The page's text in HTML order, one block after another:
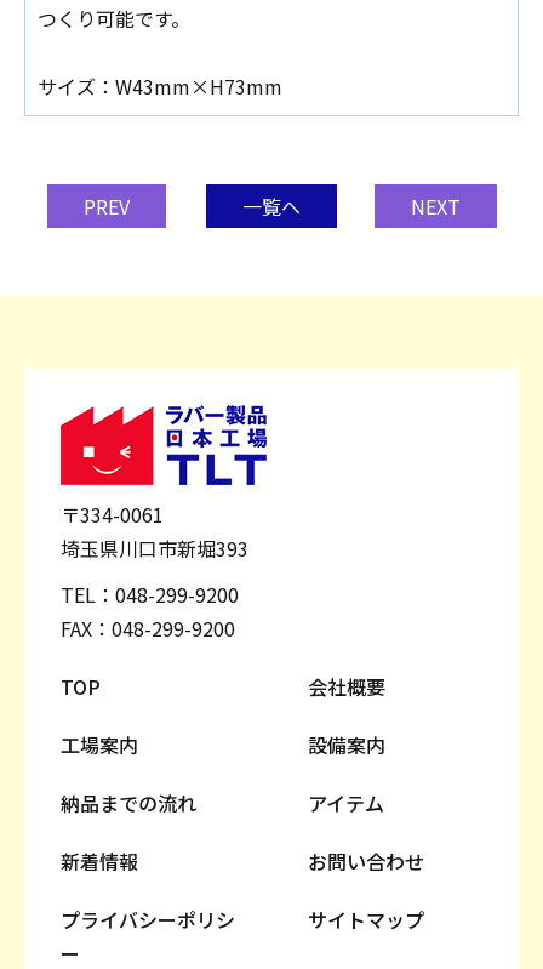
つくり可能です。
サイズ：W43mm×H73mm
PREV 一覧へ NEXT
〒334-0061
埼玉県川口市新堀393
TEL： 048-299-9200
FAX：048-299-9200
TOP
会社概要
工場案内
設備案内
納品までの流れ
アイテム
新着情報
お問い合わせ
プライバシーポリシ
ー
サイトマップ